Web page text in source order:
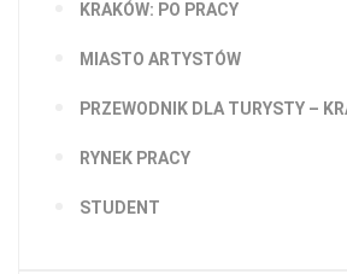
KRAKÓW: PO PRACY
MIASTO ARTYSTÓW
PRZEWODNIK DLA TURYSTY –
RYNEK PRACY
STUDENT